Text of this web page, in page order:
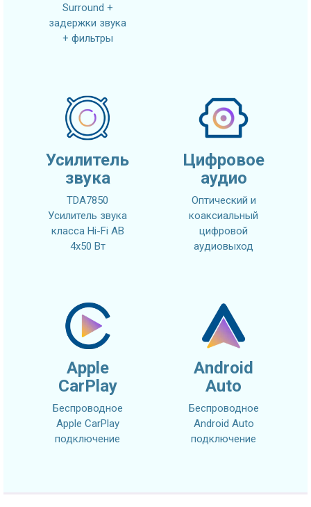
Surround +
задержки звука
+ фильтры
Усилитель
звука
TDA7850
Усилитель звука
класса Hi-Fi AB
4x50 Вт
Цифровое
аудио
Оптический и
коаксиальный
цифровой
аудиовыход
Apple
CarPlay
Беспроводное
Apple CarPlay
подключение
Android
Auto
Беспроводное
Android Auto
подключение